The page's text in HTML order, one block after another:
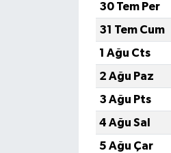
30 Tem Per
31 Tem Cum
1 Ağu Cts
2 Ağu Paz
3 Ağu Pts
4 Ağu Sal
5 Ağu Çar